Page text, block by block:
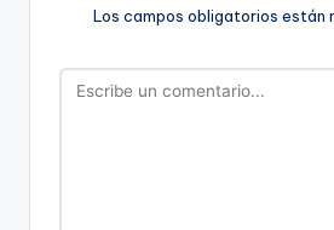
Los campos obligatorios están